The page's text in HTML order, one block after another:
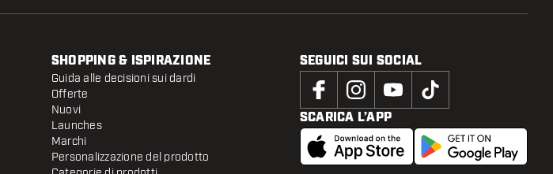
SHOPPING & ISPIRAZIONE
Guida alle decisioni sui dardi
Offerte
Nuovi
Launches
Marchi
Personalizzazione del prodotto
SEGUICI SUI SOCIAL
SCARICA L’APP